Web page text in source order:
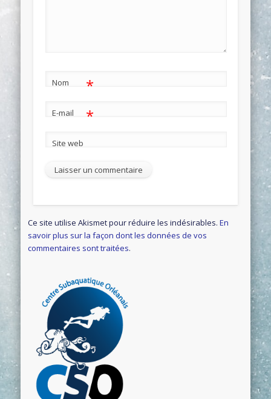
Nom *
E-mail *
Site web
Ce site utilise Akismet pour réduire les indésirables.En
savoir plus sur la façon dont les données de vos
commentaires sont traitées.